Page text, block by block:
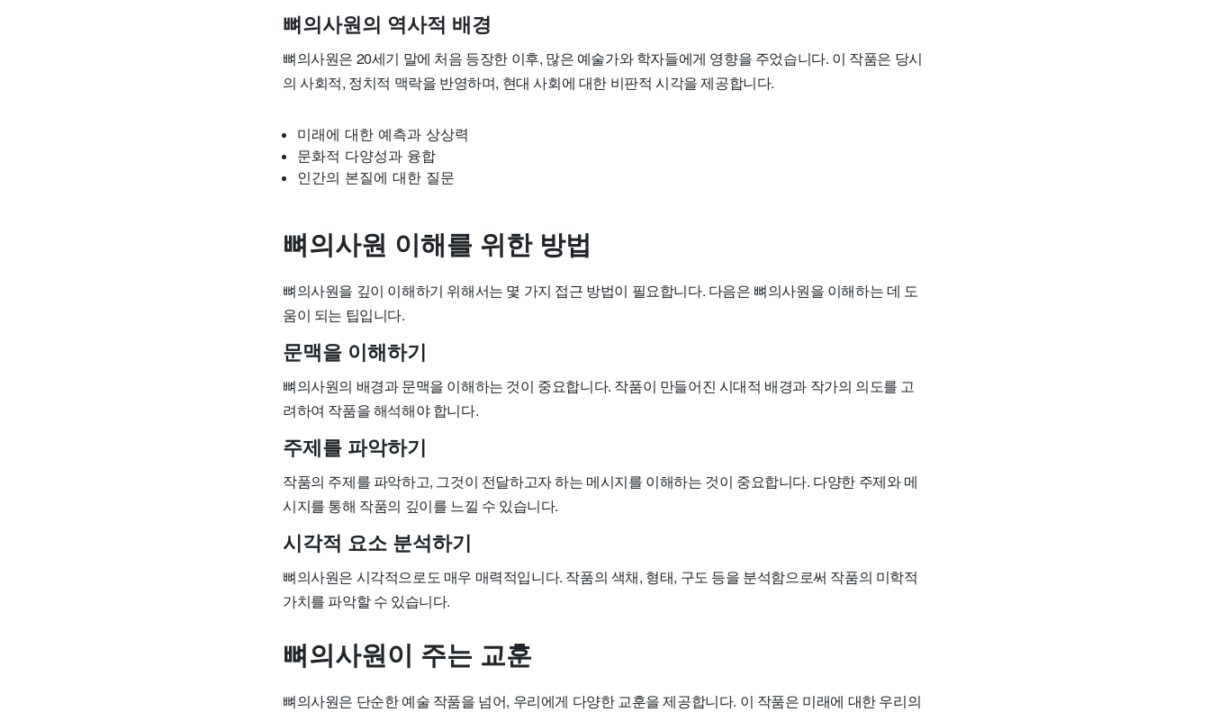
뼈의사원의 역사적 배경
뼈의사원은 20세기 말에 처음 등장한 이후, 많은 예술가와 학자들에게 영향을 주었습니다. 이 작품은 당시
의 사회적, 정치적 맥락을 반영하며, 현대 사회에 대한 비판적 시각을 제공합니다.
미래에 대한 예측과 상상력
문화적 다양성과 융합
인간의 본질에 대한 질문
뼈의사원 이해를 위한 방법
뼈의사원을 깊이 이해하기 위해서는 몇 가지 접근 방법이 필요합니다. 다음은 뼈의사원을 이해하는 데 도
움이 되는 팁입니다.
문맥을 이해하기
뼈의사원의 배경과 문맥을 이해하는 것이 중요합니다. 작품이 만들어진 시대적 배경과 작가의 의도를 고
려하여 작품을 해석해야 합니다.
주제를 파악하기
작품의 주제를 파악하고, 그것이 전달하고자 하는 메시지를 이해하는 것이 중요합니다. 다양한 주제와 메
시지를 통해 작품의 깊이를 느낄 수 있습니다.
시각적 요소 분석하기
뼈의사원은 시각적으로도 매우 매력적입니다. 작품의 색채, 형태, 구도 등을 분석함으로써 작품의 미학적
가치를 파악할 수 있습니다.
뼈의사원이 주는 교훈
뼈의사원은 단순한 예술 작품을 넘어, 우리에게 다양한 교훈을 제공합니다. 이 작품은 미래에 대한 우리의